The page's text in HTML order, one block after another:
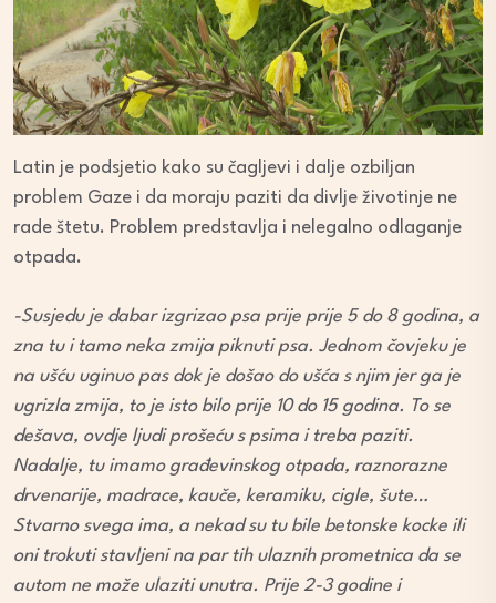
Latin je podsjetio kako su čagljevi i dalje ozbiljan
problem Gaze i da moraju paziti da divlje životinje ne
rade štetu. Problem predstavlja i nelegalno odlaganje
otpada.
-Susjedu je dabar izgrizao psa prije prije 5 do 8 godina, a
zna tu i tamo neka zmija piknuti psa. Jednom čovjeku je
na ušću uginuo pas dok je došao do ušća s njim jer ga je
ugrizla zmija, to je isto bilo prije 10 do 15 godina. To se
dešava, ovdje ljudi prošeću s psima i treba paziti.
Nadalje, tu imamo građevinskog otpada, raznorazne
drvenarije, madrace, kauče, keramiku, cigle, šute…
Stvarno svega ima, a nekad su tu bile betonske kocke ili
oni trokuti stavljeni na par tih ulaznih prometnica da se
autom ne može ulaziti unutra. Prije 2-3 godine i